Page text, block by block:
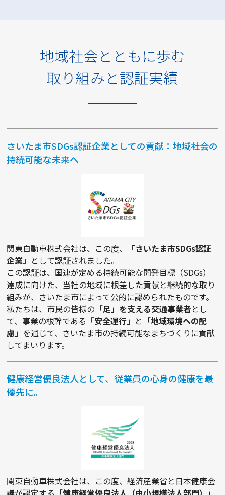
地域社会とともに歩む
取り組みと認証実績
さいたま市SDGs認証企業としての貢献：地域社会の
持続可能な未来へ
関東自動車株式会社は、この度、
「さいたま市SDGs認証
企業」 として認証されました。
この認証は、国連が定める持続可能な開発目標（SDGs）
達成に向けた、当社の地域に根差した貢献と継続的な取り
組みが、さいたま市によって公的に認められたものです。
私たちは、市民の皆様の 「足」を支える交通事業者とし
て、事業の根幹である 「安全運行」 と 「地域環境への配
慮」 を通じて、さいたま市の持続可能なまちづくりに貢献
してまいります。
健康経営優良法人として、従業員の心身の健康を最
優先に。
関東自動車株式会社は、この度、経済産業省と日本健康会